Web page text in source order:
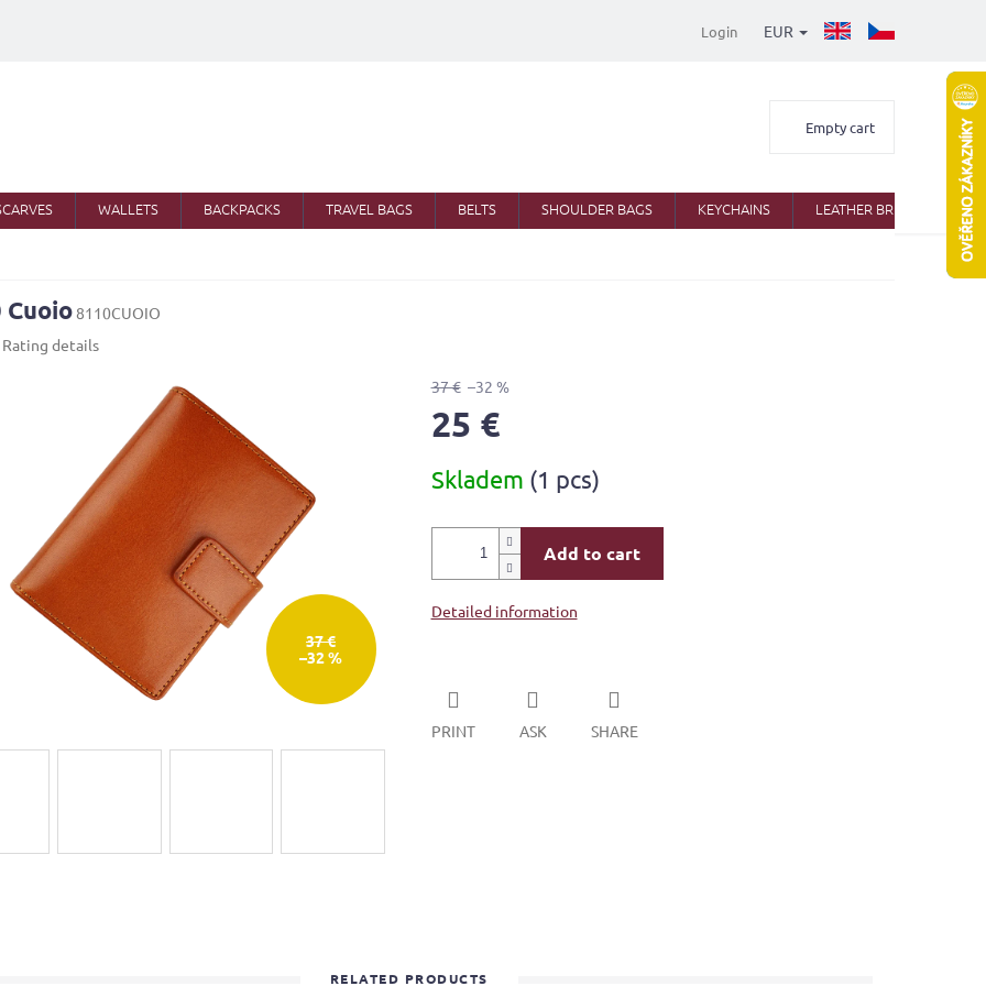
EUR
Login
Shopping
Empty cart
WALLETS BACKPACKS TRAVEL BAGS BELTS SHOULDER BAGS KEYCHAINS LEATHER BRIEFCASES
Cuoio8110CUOIO
Rating details
37 €
–32 %
37 € –32 %
25 €
price:
Skladem (1 pcs)
Add to cart
Detailed information
PRINT ASK SHARE
RELATED PRODUCTS